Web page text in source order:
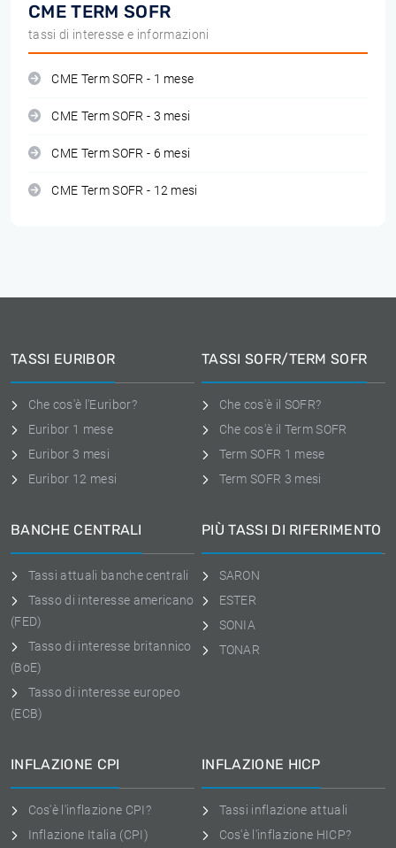
CME TERM SOFR
tassi di interesse e informazioni
CME Term SOFR - 1 mese
CME Term SOFR - 3 mesi
CME Term SOFR - 6 mesi
CME Term SOFR - 12 mesi
TASSI EURIBOR
Che cos'è l'Euribor?
Euribor 1 mese
Euribor 3 mesi
Euribor 12 mesi
TASSI SOFR/TERM SOFR
Che cos'è il SOFR?
Che cos'è il Term SOFR
Term SOFR 1 mese
Term SOFR 3 mesi
BANCHE CENTRALI
Tassi attuali banche centrali
Tasso di interesse americano
(FED)
Tasso di interesse britannico
(BoE)
Tasso di interesse europeo
(ECB)
PIÙ TASSI DI RIFERIMENTO
SARON
ESTER
SONIA
TONAR
INFLAZIONE CPI
Cos'è l'inflazione CPI?
Inflazione Italia (CPI)
INFLAZIONE HICP
Tassi inflazione attuali
Cos'è l'inflazione HICP?